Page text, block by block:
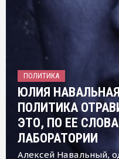
ПОЛИТИКА
ЮЛИЯ
ПОЛИТИКА
ЭТО, ПО ЕЕ
ЛАБОРАТОРИИ
Алексей Навальный,